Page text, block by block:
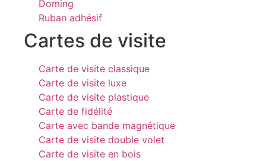
Doming
Ruban adhésif
Cartes de visite
Carte de visite classique
Carte de visite luxe
Carte de visite plastique
Carte de fidélité
Carte avec bande magnétique
Carte de visite double volet
Carte de visite en bois